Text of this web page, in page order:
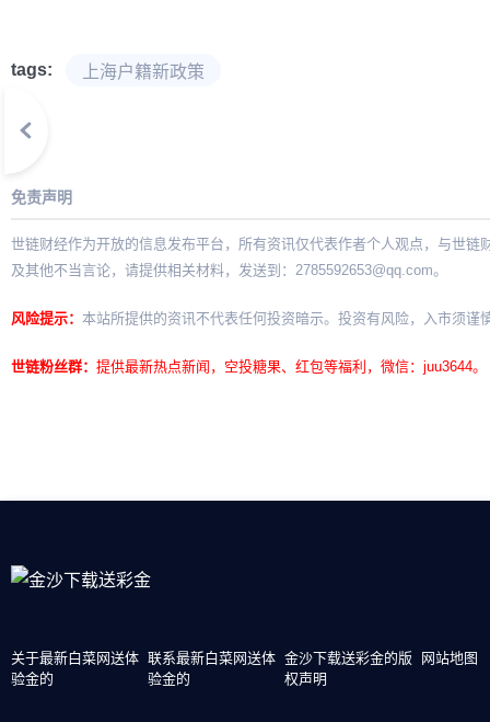
tags: 上海户籍新政策
免责声明
世链财经作为开放的信息发布平台，所有资讯仅代表作者个人观点，与世
及其他不当言论，请提供相关材料，发送到： 2785592653@qq.com。
风险提示： 本站所提供的资讯不代表任何投资暗示。投资有风险，入市须谨
世链粉丝群： 提供最新热点新闻，空投糖果、红包等福利，微信：juu3644。
关于最新白菜网送体
验金的
联系最新白菜网送体
验金的
金沙下载送彩金的版
权声明
网站地图